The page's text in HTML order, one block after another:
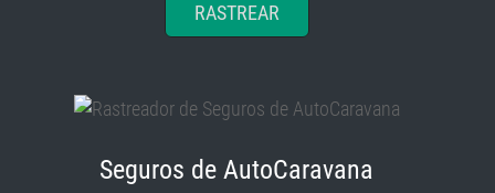
RASTREAR
Seguros de AutoCaravana